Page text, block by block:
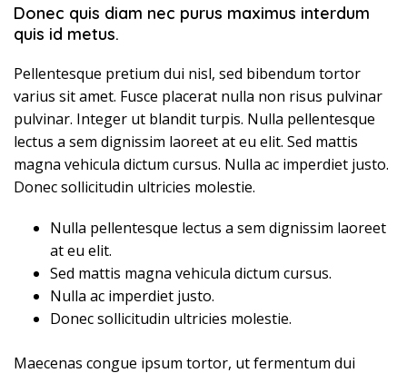
Donec quis diam nec purus maximus interdum
quis id metus.
Pellentesque pretium dui nisl, sed bibendum tortor
varius sit amet. Fusce placerat nulla non risus pulvinar
pulvinar. Integer ut blandit turpis. Nulla pellentesque
lectus a sem dignissim laoreet at eu elit. Sed mattis
magna vehicula dictum cursus. Nulla ac imperdiet justo.
Donec sollicitudin ultricies molestie.
Nulla pellentesque lectus a sem dignissim laoreet
at eu elit.
Sed mattis magna vehicula dictum cursus.
Nulla ac imperdiet justo.
Donec sollicitudin ultricies molestie.
Maecenas congue ipsum tortor, ut fermentum dui